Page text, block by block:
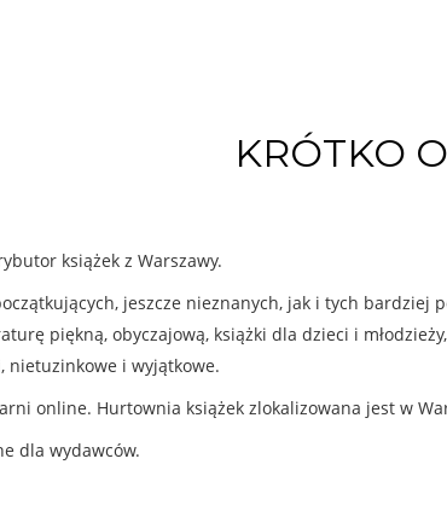
KRÓTKO
książek z Warszawy.
jeszcze nieznanych, jak i tych
piękną, obyczajową, książki dla dzieci i
nietuzinkowe i wyjątkowe.
online. Hurtownia książek zlokalizowana jest w
dla wydawców.